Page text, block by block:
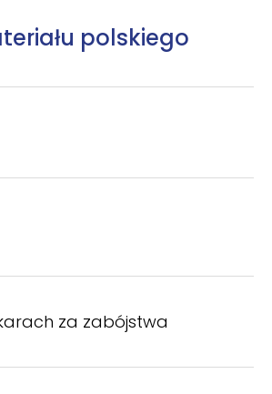
polskiego
za zabójstwa